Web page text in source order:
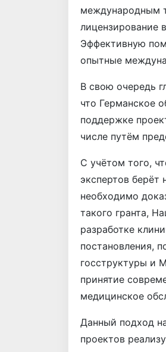
международным
лицензирование
Эффективную
опытные
В свою очередь
что Германское
поддержке
числе путём
С учётом того,
экспертов
необходимо
такого гранта,
разработке
постановления,
госструктуры и
принятие
медицинское
Данный подход
проектов